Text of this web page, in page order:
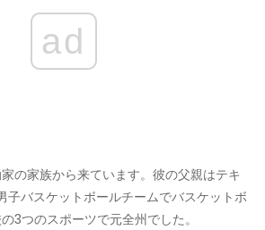
ad
の家族から来ています。彼の父親はテキ
子バスケットボールチームでバスケットボ
3つのスポーツで元全州でした。